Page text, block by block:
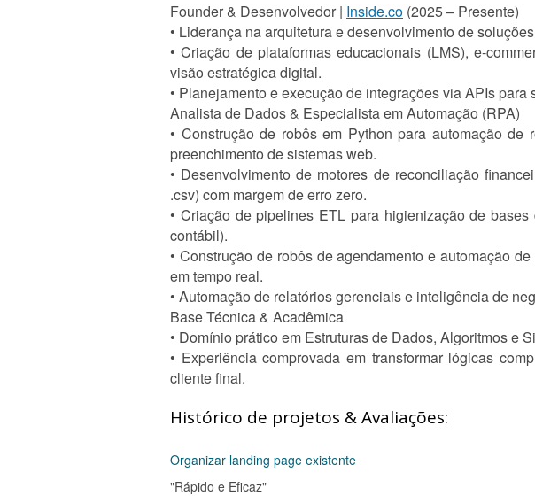
Founder & Desenvolvedor | Inside.co (2025 – Presente)
• Liderança na arquitetura e desenvolvimento de
• Criação de plataformas educacionais (LMS), e-
visão estratégica digital.
• Planejamento e execução de integrações via APIs
Analista de Dados & Especialista em Automação (RPA)
• Construção de robôs em Python para automação
preenchimento de sistemas web.
• Desenvolvimento de motores de reconciliação
.csv) com margem de erro zero.
• Criação de pipelines ETL para higienização de
contábil).
• Construção de robôs de agendamento e automação
em tempo real.
• Automação de relatórios gerenciais e inteligência de
Base Técnica & Acadêmica
• Domínio prático em Estruturas de Dados, Algoritmos e
• Experiência comprovada em transformar lógicas
cliente final.
Histórico de projetos & Avaliações:
Organizar landing page existente
"Rápido e Eficaz"